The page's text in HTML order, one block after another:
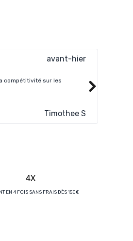
avant-hier
compétitivité sur les
Timothee S
4X
EN 4 FOIS SANS FRAIS DÈS 150€